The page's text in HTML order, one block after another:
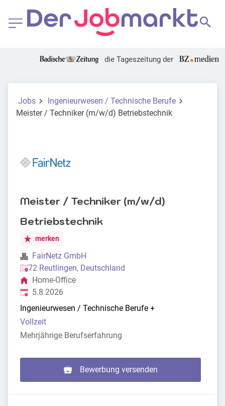
die Tageszeitung der
Jobs
Ingenieurwesen / Technische Berufe
Meister / Techniker (m/w/d) Betriebstechnik
Meister / Techniker (m/w/d)
Betriebstechnik
merken
FairNetz GmbH
72 Reutlingen, Deutschland
Home-Office
Veröffentlicht
5.8.2026
Ingenieurwesen / Technische Berufe +
Vollzeit
Mehrjährige Berufserfahrung
Bewerbung versenden